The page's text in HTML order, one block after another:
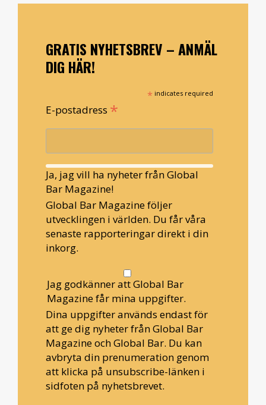
GRATIS NYHETSBREV – ANMÄL
DIG HÄR!
* indicates required
E-postadress *
Ja, jag vill ha nyheter från Global
Bar Magazine!
Global Bar Magazine följer
utvecklingen i världen. Du får våra
senaste rapporteringar direkt i din
inkorg.
Jag godkänner att Global Bar
Magazine får mina uppgifter.
Dina uppgifter används endast för
att ge dig nyheter från Global Bar
Magazine och Global Bar. Du kan
avbryta din prenumeration genom
att klicka på unsubscribe-länken i
sidfoten på nyhetsbrevet.